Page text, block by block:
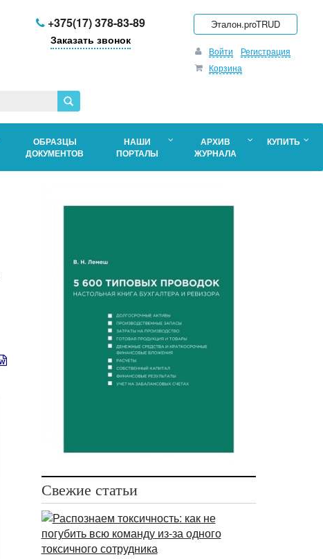
+375(17) 378-83-89
Заказать звонок
Эталон.proTRUD
Войти
Регистрация
Корзина
ОБРАЗЦЫ
ДОКУМЕНТОВ
НАШИ
ПОРТАЛЫ
АРХИВ
ЖУРНАЛА
КУПИТЬ
Свежие статьи